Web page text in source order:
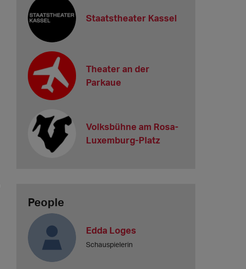
Staatstheater Kassel
Theater an der
Parkaue
Volksbühne am Rosa-
Luxemburg-Platz
People
Edda Loges
Schauspielerin